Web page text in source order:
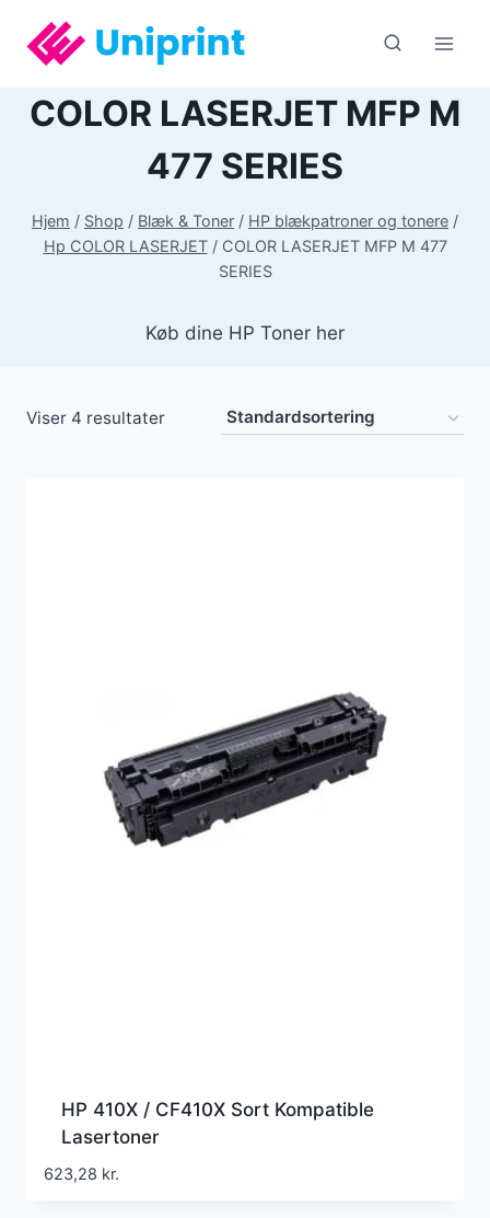
indhold
COLOR LASERJET MFP M
477 SERIES
Hjem / Shop / Blæk & Toner / HP blækpatroner og tonere /
Hp COLOR LASERJET / COLOR LASERJET MFP M 477
SERIES
Køb dine HP Toner her
Viser 4 resultater
HP 410X / CF410X Sort Kompatible
Lasertoner
623,28 kr.